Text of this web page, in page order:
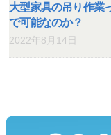
大型家具の吊り作業
で可能なのか？
2022年8月14日